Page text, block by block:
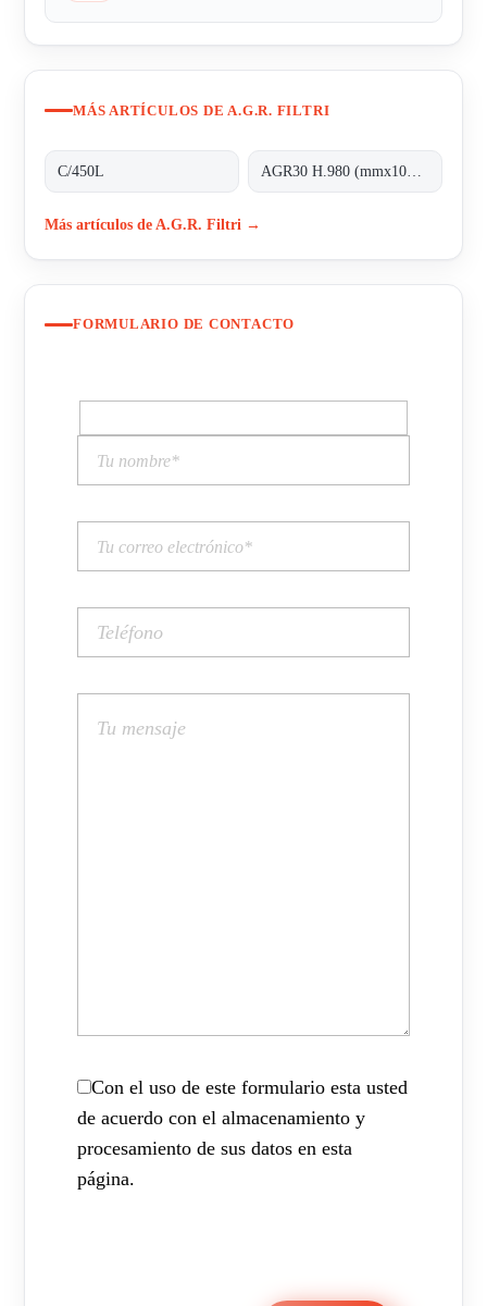
MÁS ARTÍCULOS DE A.G.R. FILTRI
C/450L
Más artículos de A.G.R. Filtri →
FORMULARIO DE CONTACTO
Con el uso de este formulario esta usted
de acuerdo con el almacenamiento y
procesamiento de sus datos en esta
página.